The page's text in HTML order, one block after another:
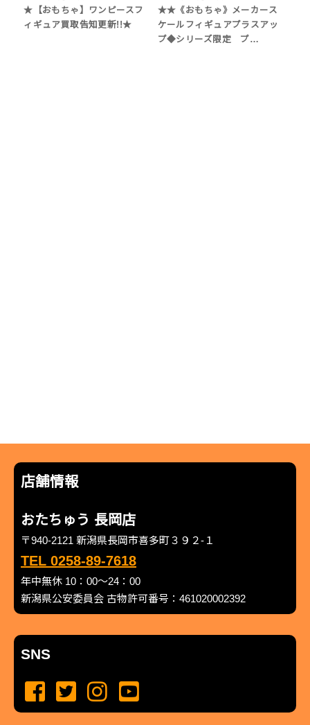
★【おもちゃ】ワンピースフ
ィギュア買取告知更新!!★
★★《おもちゃ》メーカース
ケールフィギュアプラスアッ
プ◆シリーズ限定 プ…
店舗情報
おたちゅう 長岡店
〒940-2121 新潟県長岡市喜多町３９２-１
TEL 0258-89-7618
年中無休 10：00～24：00
新潟県公安委員会 古物許可番号：461020002392
SNS